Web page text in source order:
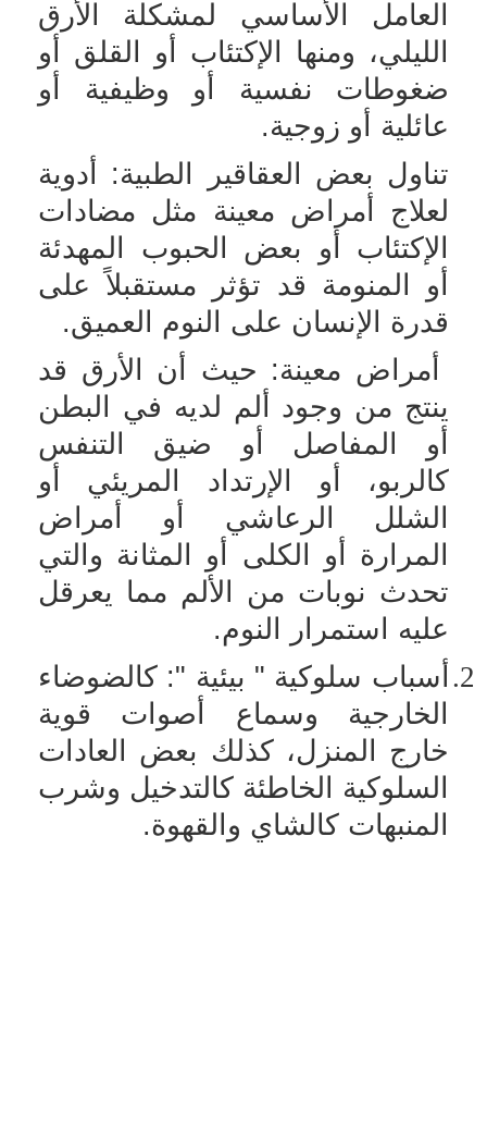
العامل الأساسي لمشكلة الأرق
الليلي، ومنها الإكتئاب أو القلق أو
ضغوطات نفسية أو وظيفية أو
عائلية أو زوجية.
تناول بعض العقاقير الطبية: أدوية
لعلاج أمراض معينة مثل مضادات
الإكتئاب أو بعض الحبوب المهدئة
أو المنومة قد تؤثر مستقبلاً على
قدرة الإنسان على النوم العميق.
أمراض معينة: حيث أن الأرق قد
ينتج من وجود ألم لديه في البطن
أو المفاصل أو ضيق التنفس
كالربو، أو الإرتداد المريئي أو
الشلل الرعاشي أو أمراض
المرارة أو الكلى أو المثانة والتي
تحدث نوبات من الألم مما يعرقل
عليه استمرار النوم.
2.
أسباب سلوكية " بيئية ": كالضوضاء
الخارجية وسماع أصوات قوية
خارج المنزل، كذلك بعض العادات
السلوكية الخاطئة كالتدخيل وشرب
المنبهات كالشاي والقهوة.